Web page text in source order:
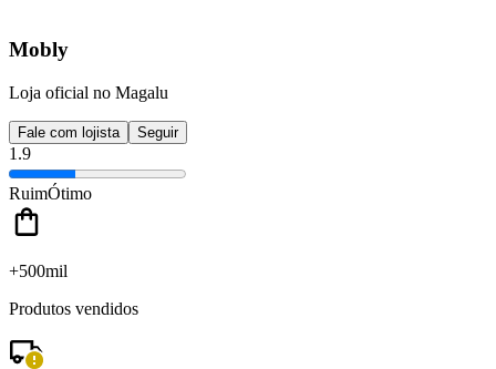
Mobly
Loja oficial no Magalu
Fale com lojista Seguir
1.9
RuimÓtimo
+500mil
Produtos vendidos